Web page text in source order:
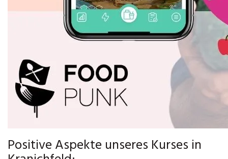
Positive Aspekte unseres Kurses in